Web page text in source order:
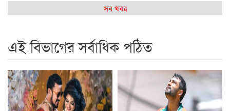
কেমন আছে আমাদের দেশের মধ্যবিত্তরা
রাজশাইন একাডেমির ফল প্রকাশ ও পুরস্কার বিতরণ
রাজশাহী কলেজের শিক্ষার্থী শাখাওয়াত পেলেন স্টার এক্সিলেন্স
অ্যাওয়ার্ড
সব খবর
এই বিভাগের সর্বাধিক পঠিত